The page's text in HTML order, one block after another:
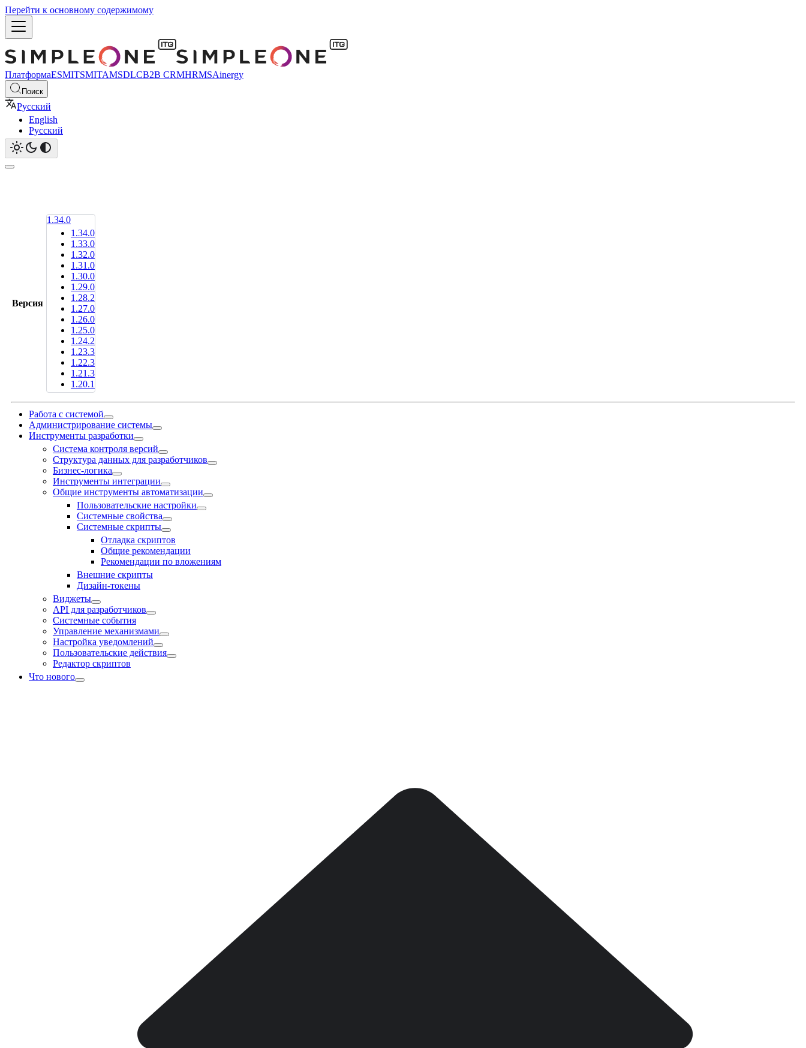
Перейти к основному содержимому
ПлатформаESMITSMITAMSDLCB2B CRMHRMSAinergy
Поиск
Русский
English
Русский
Версия
1.34.0
1.34.0
1.33.0
1.32.0
1.31.0
1.30.0
1.29.0
1.28.2
1.27.0
1.26.0
1.25.0
1.24.2
1.23.3
1.22.3
1.21.3
1.20.1
Работа с системой
Администрирование системы
Инструменты разработки
Система контроля версий
Структура данных для разработчиков
Бизнес-логика
Инструменты интеграции
Общие инструменты автоматизации
Пользовательские настройки
Системные свойства
Системные скрипты
Отладка скриптов
Общие рекомендации
Рекомендации по вложениям
Внешние скрипты
Дизайн-токены
Виджеты
API для разработчиков
Системные события
Управление механизмами
Настройка уведомлений
Пользовательские действия
Редактор скриптов
Что нового